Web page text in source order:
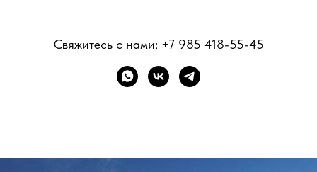
Свяжитесь с нами: +7 985 418-55-45